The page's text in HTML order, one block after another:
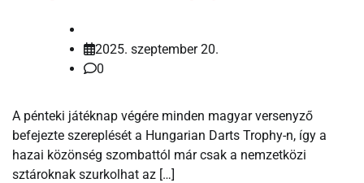
2025. szeptember 20.
0
A pénteki játéknap végére minden magyar versenyző
befejezte szereplését a Hungarian Darts Trophy-n, így a
hazai közönség szombattól már csak a nemzetközi
sztároknak szurkolhat az […]